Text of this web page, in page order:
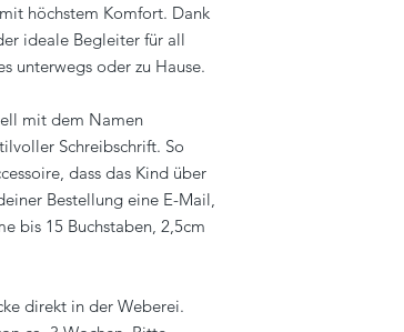
höchstem Komfort. Dank
ideale Begleiter für all
unterwegs oder zu Hause.
mit dem Namen
Schreibschrift. So
dass das Kind über
Bestellung eine E-Mail,
bis 15 Buchstaben, 2,5cm
direkt in der Weberei.